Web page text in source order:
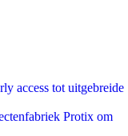
access tot uitgebreide
Protix om